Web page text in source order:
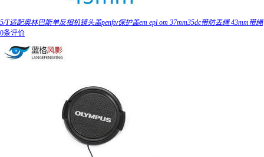
5/T适配奥林巴斯单反相机镜头盖penftv保护盖em epl om 37mm35dc带防丢绳 43mm带绳
0条评价